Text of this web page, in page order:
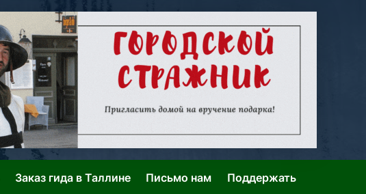
Заказ гида в Таллине Письмо нам Поддержать